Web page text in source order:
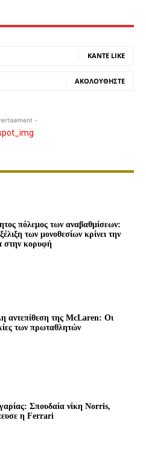
ΚΆΝΤΕ LIKE
ΑΚΟΛΟΥΘΉΣΤΕ
-
πόλεμος των αναβαθμίσεων:
των μονοθεσίων κρίνει την
στην κορυφή
αντεπίθεση της McLaren: Οι
των πρωταθλητών
Σπουδαία νίκη Norris,
η Ferrari